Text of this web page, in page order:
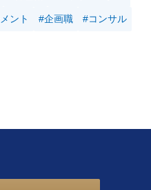
ント #企画職 #コンサル